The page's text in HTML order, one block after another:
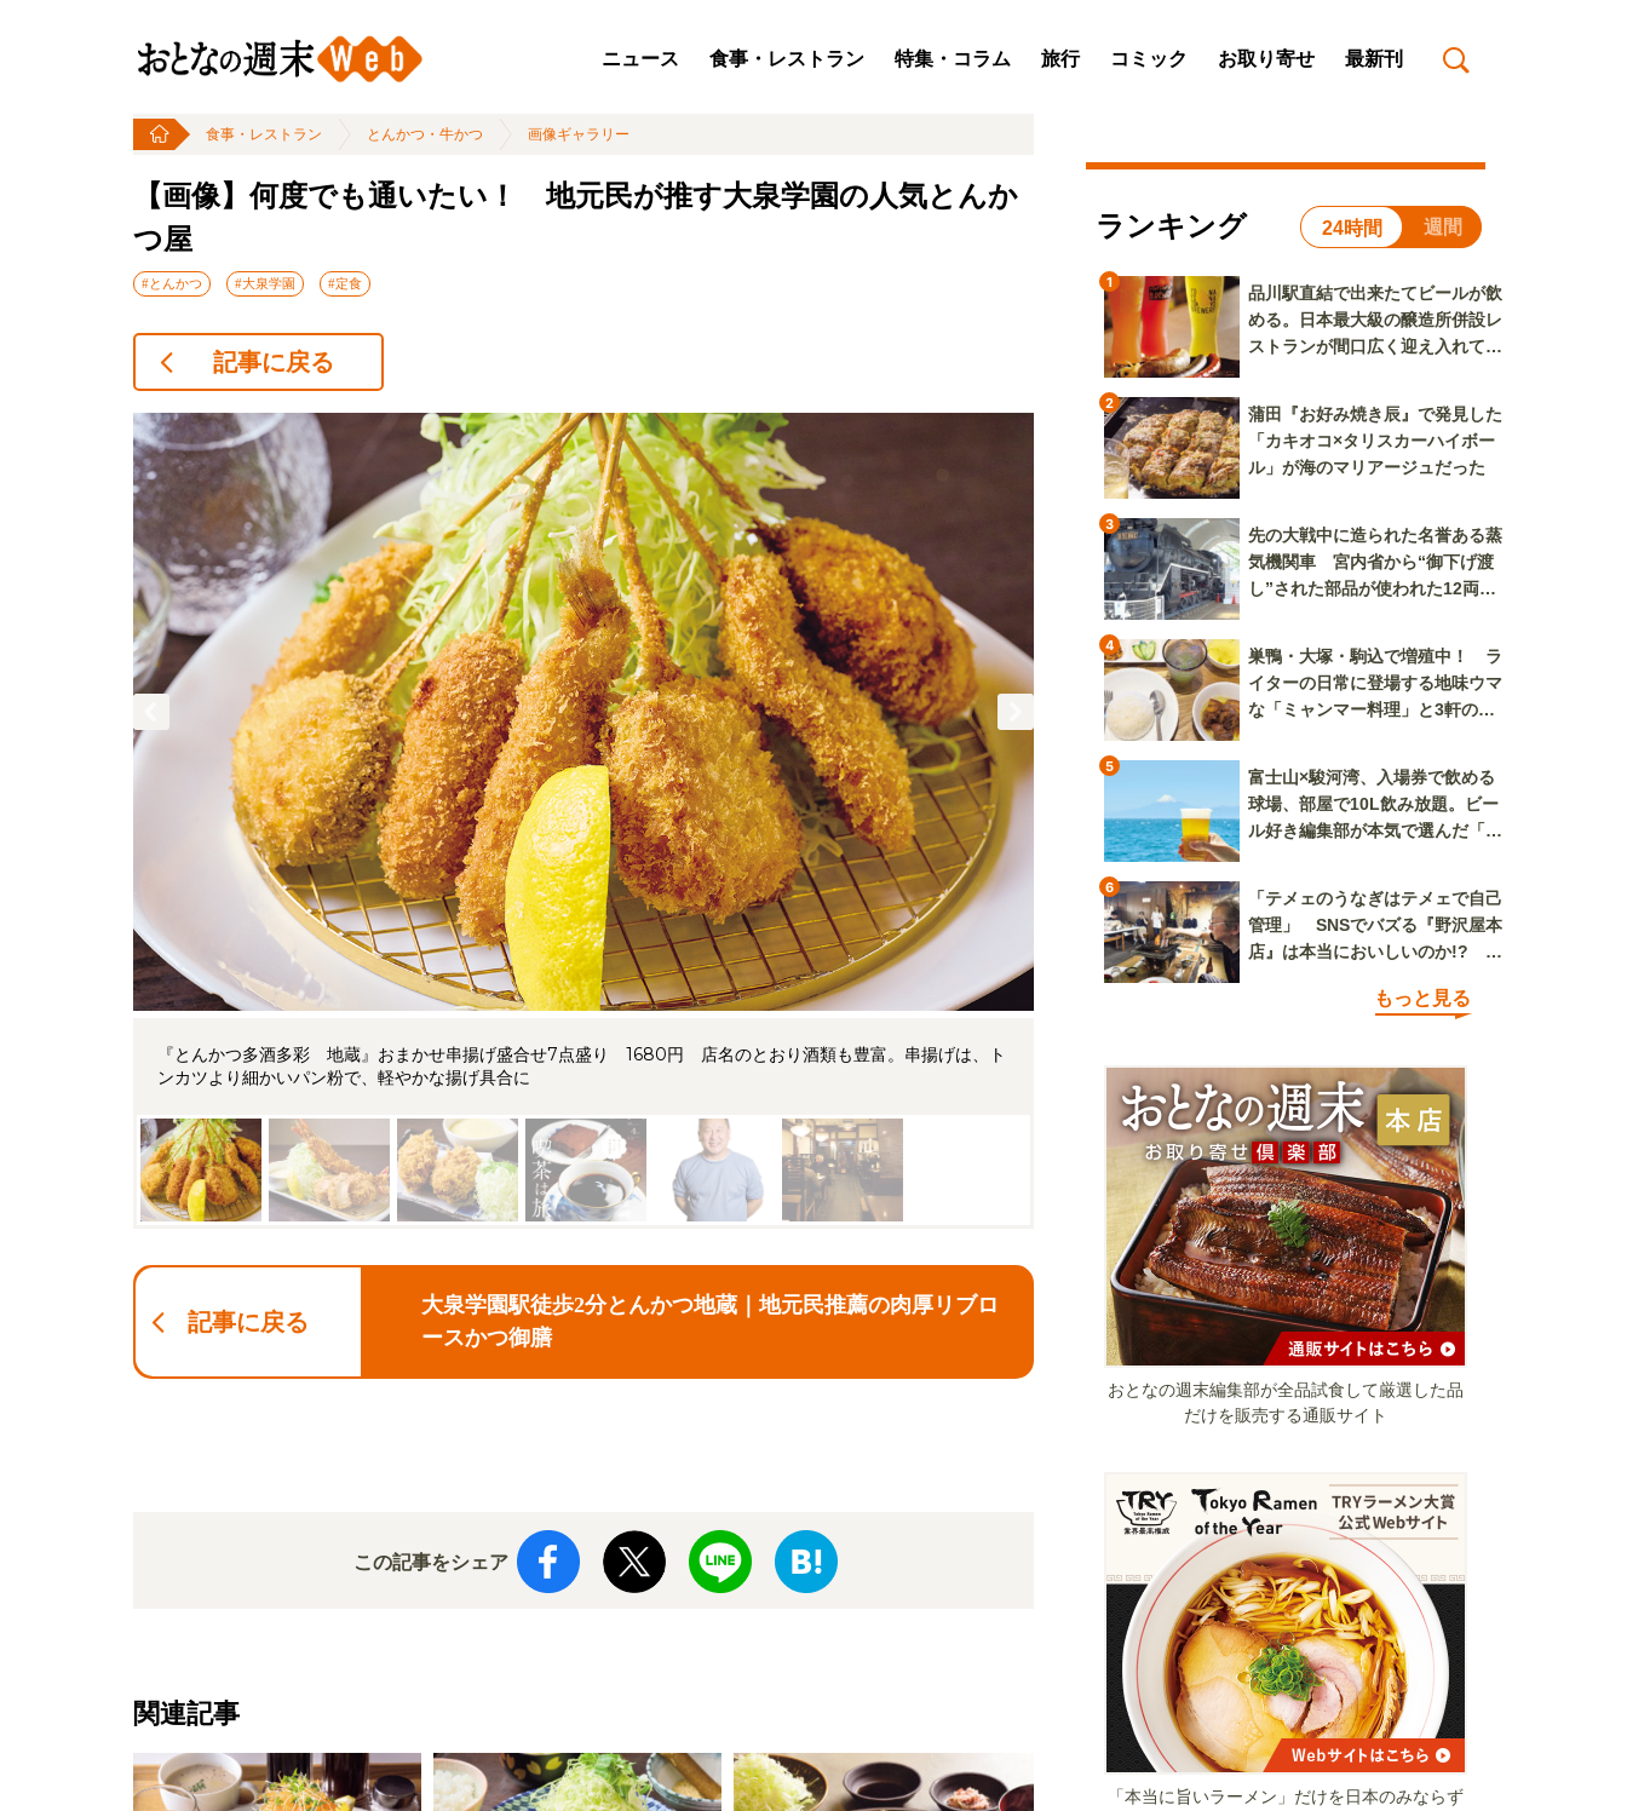
ニュース 食事・レストラン 特集・コラム 旅行 コミック お取り寄せ 最新刊
食事・レストラン とんかつ・牛かつ 画像ギャラリー
【画像】何度でも通いたい！ 地元民が推す大泉学園の人気とんか
つ屋
#とんかつ #大泉学園 #定食
記事に戻る
『とんかつ多酒多彩 地蔵』おまかせ串揚げ盛合せ7点盛り 1680円 店名のとおり酒類も豊富。串揚げは、ト
ンカツより細かいパン粉で、軽やかな揚げ具合に
記事に戻る
大泉学園駅徒歩2分とんかつ地蔵｜地元民推薦の肉厚リブロ
ースかつ御膳
この記事をシェア
関連記事
ランキング 24時間 週間
1
品川駅直結で出来たてビールが飲
める。日本最大級の醸造所併設レ
ストランが間口広く迎え入れてく
2
蒲田『お好み焼き辰』で発見した
「カキオコ×タリスカーハイボー
ル」が海のマリアージュだった
3
先の大戦中に造られた名誉ある蒸
気機関車 宮内省から“御下げ渡
し”された部品が使われた12両の
4
巣鴨・大塚・駒込で増殖中！ ラ
イターの日常に登場する地味ウマ
な「ミャンマー料理」と3軒のニ
5
富士山×駿河湾、入場券で飲める
球場、部屋で10L飲み放題。ビー
ル好き編集部が本気で選んだ「ビ
6
「テメェのうなぎはテメェで自己
管理」 SNSでバズる『野沢屋本
店』は本当においしいのか!? い
もっと見る
おとなの週末編集部が全品試食して厳選した品
だけを販売する通販サイト
「本当に旨いラーメン」だけを日本のみならず